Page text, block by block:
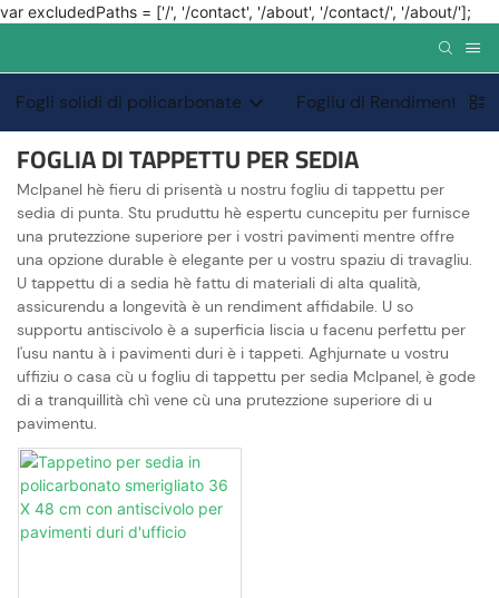
var excludedPaths = ['/', '/contact', '/about', '/contact/', '/about/'];
Fogli solidi di policarbonate Fogliu di Rendimentu
FOGLIA DI TAPPETTU PER SEDIA
Mclpanel hè fieru di prisentà u nostru fogliu di tappettu per
sedia di punta. Stu pruduttu hè espertu cuncepitu per furnisce
una prutezzione superiore per i vostri pavimenti mentre offre
una opzione durable è elegante per u vostru spaziu di travagliu.
U tappettu di a sedia hè fattu di materiali di alta qualità,
assicurendu a longevità è un rendiment affidabile. U so
supportu antiscivolo è a superficia liscia u facenu perfettu per
l'usu nantu à i pavimenti duri è i tappeti. Aghjurnate u vostru
uffiziu o casa cù u fogliu di tappettu per sedia Mclpanel, è gode
di a tranquillità chì vene cù una prutezzione superiore di u
pavimentu.